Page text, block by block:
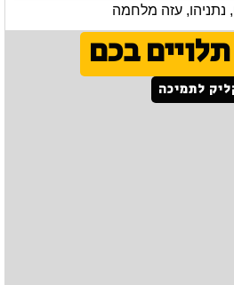
, נתניהו, עזה מלחמה
בכם
לתמיכה